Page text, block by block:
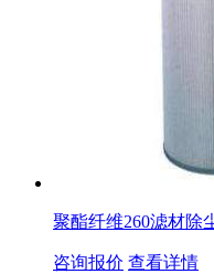
聚酯纤维260滤材除
咨询报价 查看详情